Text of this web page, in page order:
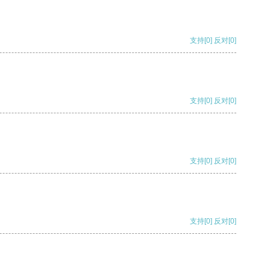
支持[0] 反对[0]
支持[0] 反对[0]
支持[0] 反对[0]
支持[0] 反对[0]